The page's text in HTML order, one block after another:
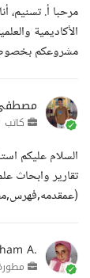
مرحبا أ.
الأكاديمية
مشروعكم
كاتب
السلام عليكم
تقارير وابحاث
A.